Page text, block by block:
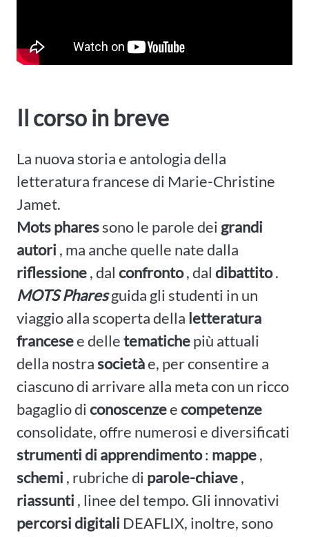
Il corso in breve
La nuova storia e antologia della
letteratura francese di Marie-Christine
Jamet.
Mots pharessono le parole dei grandi
autori , ma anche quelle nate dalla
riflessione, dal confronto, dal dibattito.
MOTS Pharesguida gli studenti in un
viaggio alla scoperta della letteratura
francesee delletematichepiù attuali
della nostrasocietàe, per consentire a
ciascuno di arrivare alla meta con un ricco
bagaglio diconoscenzeecompetenze
consolidate, offre numerosi e diversificati
strumenti di apprendimento: mappe,
schemi , rubriche di parole-chiave,
riassunti , linee del tempo. Gli innovativi
percorsi digitali DEAFLIX, inoltre, sono